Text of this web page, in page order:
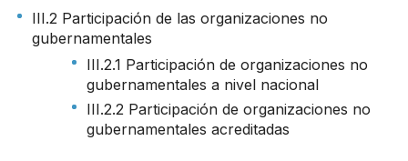
III.2 Participación de las organizaciones no
gubernamentales
III.2.1 Participación de organizaciones no
gubernamentales a nivel nacional
III.2.2 Participación de organizaciones no
gubernamentales acreditadas